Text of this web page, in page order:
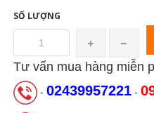
SỐ LƯỢNG
Tư vấn mua hàng miễn
- 02439957221-